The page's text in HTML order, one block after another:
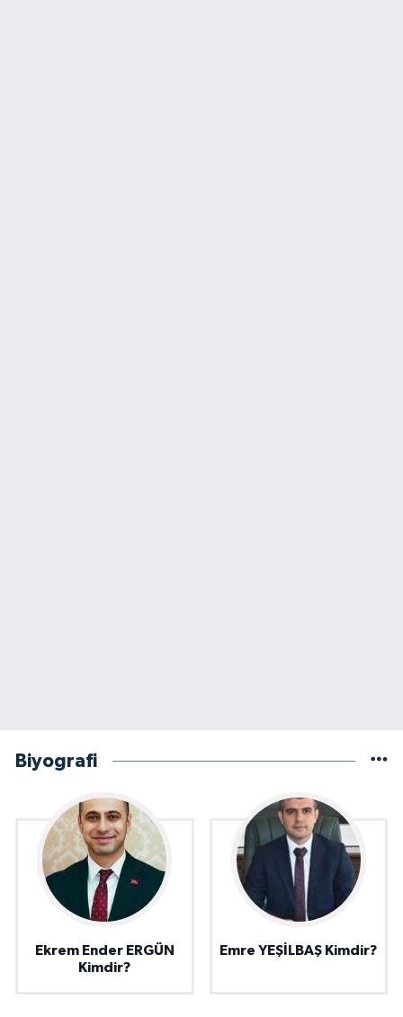
Biyografi
Ekrem Ender ERGÜN
Kimdir?
Emre YEŞİLBAŞ Kimdir?